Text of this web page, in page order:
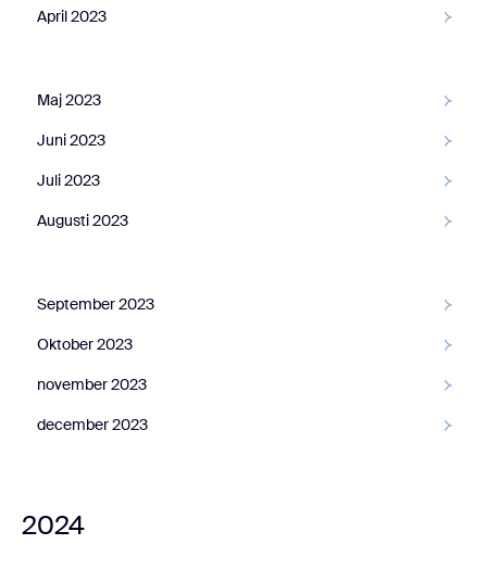
April 2023
Maj 2023
Juni 2023
Juli 2023
Augusti 2023
September 2023
Oktober 2023
oktober 2023
november 2023
november 2023
december 2023
december 2023
2024